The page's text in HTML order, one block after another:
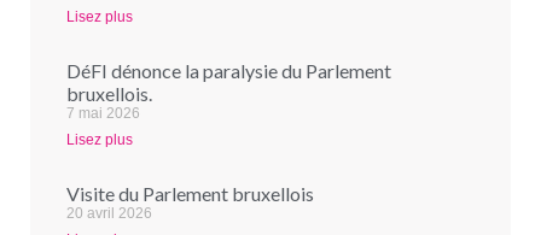
Lisez plus
DéFI dénonce la paralysie du Parlement
bruxellois.
7 mai 2026
Lisez plus
Visite du Parlement bruxellois
20 avril 2026